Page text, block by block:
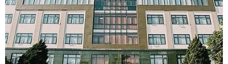
ra cảnh báo ngày tận thế
24/07/2018 12:12
Một trục trặc mới được phát hiện trong Google Translate
khiến cho công cụ dịch trực tuyến này biến những gợi ý